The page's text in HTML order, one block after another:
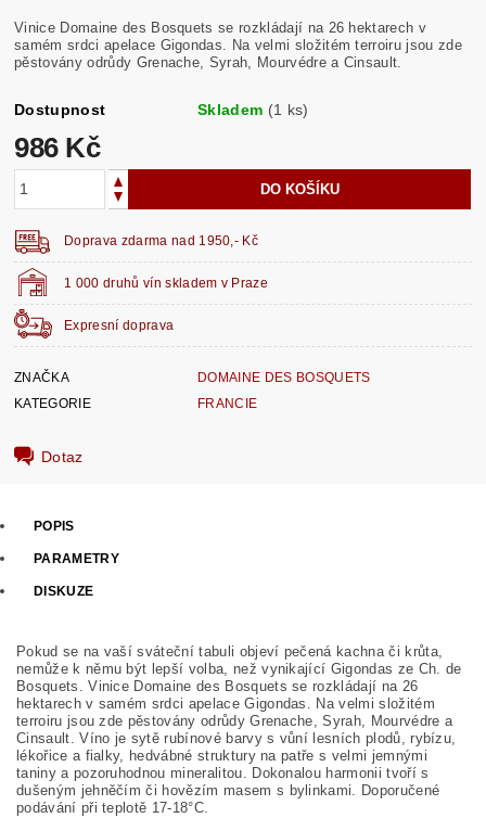
Vinice Domaine des Bosquets se rozkládají na 26 hektarech v
samém srdci apelace Gigondas. Na velmi složitém terroiru jsou zde
pěstovány odrůdy Grenache, Syrah, Mourvédre a Cinsault.
Dostupnost Skladem (1 ks)
986 Kč
1 000 druhů vín skladem v Praze
Expresní doprava
Doprava zdarma nad 1950,- Kč
ZNAČKA
DOMAINE DES BOSQUETS
KATEGORIE
FRANCIE
Dotaz
POPIS
PARAMETRY
DISKUZE
Pokud se na vaší sváteční tabuli objeví pečená kachna či krůta,
nemůže k němu být lepší volba, než vynikající Gigondas ze Ch. de
Bosquets. Vinice Domaine des Bosquets se rozkládají na 26
hektarech v samém srdci apelace Gigondas. Na velmi složitém
terroiru jsou zde pěstovány odrůdy Grenache, Syrah, Mourvédre a
Cinsault. Víno je sytě rubínové barvy s vůní lesních plodů, rybízu,
lékořice a fialky, hedvábné struktury na patře s velmi jemnými
taniny a pozoruhodnou mineralitou. Dokonalou harmonii tvoří s
dušeným jehněčím či hovězím masem s bylinkami. Doporučené
podávání při teplotě 17-18°C.